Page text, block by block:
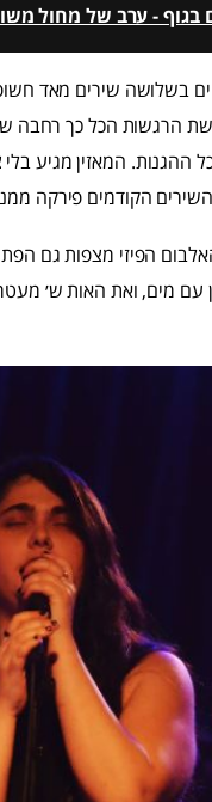
בגוף - ערב של מחול
בשלושה שירים מאד
הרגשות הכל כך רחבה
ההגנות. המאזין מגיע
הקודמים פירקה
הפיזי מצפות גם
עם מים, ואת האות ש׳